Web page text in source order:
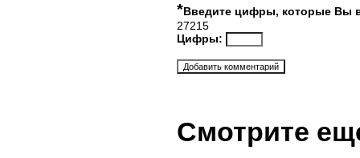
*Введите цифры, которые Вы
27215
Цифры:
Смотрите